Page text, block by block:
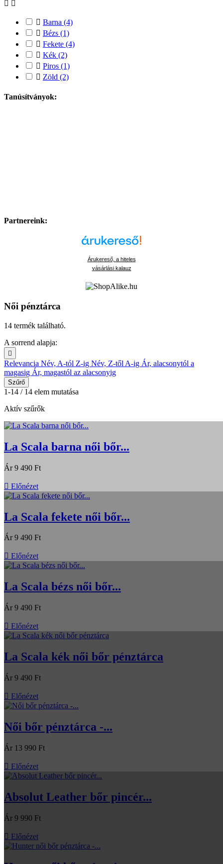
 
 Barna (4)
 Bézs (1)
 Fekete (4)
 Kék (2)
 Piros (1)
 Zöld (2)
Tanúsítványok:
Partnereink:
Árukereső, a hiteles
vásárlási kalauz
Női pénztárca
14 termék található.
A sorrend alapja:

Relevancia Név, A-tól Z-ig Név, Z-től A-ig Ár, alacsonytól a
magasig Ár, magastól az alacsonyig
Szűrő
1-14 / 14 elem mutatása
Aktív szűrők
La Scala barna női bőr...
Ár 9 490 Ft
 Előnézet
La Scala fekete női bőr...
Ár 9 490 Ft
 Előnézet
La Scala bézs női bőr...
Ár 9 490 Ft
 Előnézet
La Scala kék női bőr pénztárca
Ár 9 490 Ft
 Előnézet
Női bőr pénztárca -...
Ár 13 990 Ft
 Előnézet
Absolut Leather bőr pincér...
Ár 9 990 Ft
 Előnézet